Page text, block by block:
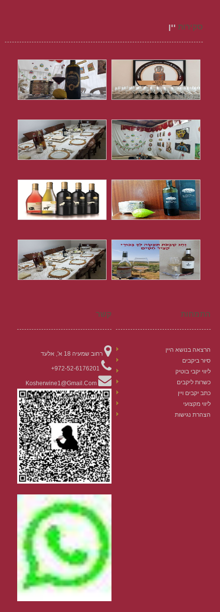
סקירות יין
התמחות
הרצאה בנושא היין
סיור ביקבים
ליווי יקבי בוטיק
כשרות ליקבים
כתב יקבים ויין
ליווי מקצועי
הצהרת נגישות
קשר
רחוב שמעיה 18 א', אלעד
972-52-6176201+
Kosherwine1@gmail.com